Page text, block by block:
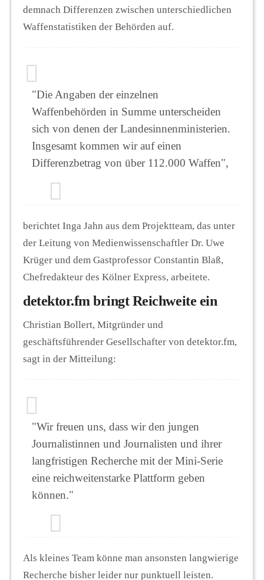
demnach Differenzen zwischen unterschiedlichen
Waffenstatistiken der Behörden auf.
"Die Angaben der einzelnen
Waffenbehörden in Summe unterscheiden
sich von denen der Landesinnenministerien.
Insgesamt kommen wir auf einen
Differenzbetrag von über 112.000 Waffen",
berichtet Inga Jahn aus dem Projektteam, das unter
der Leitung von Medienwissenschaftler Dr. Uwe
Krüger und dem Gastprofessor Constantin Blaß,
Chefredakteur des Kölner Express, arbeitete.
detektor.fm bringt Reichweite ein
Christian Bollert, Mitgründer und
geschäftsführender Gesellschafter von detektor.fm,
sagt in der Mitteilung:
"Wir freuen uns, dass wir den jungen
Journalistinnen und Journalisten und ihrer
langfristigen Recherche mit der Mini-Serie
eine reichweitenstarke Plattform geben
können."
Als kleines Team könne man ansonsten langwierige
Recherche bisher leider nur punktuell leisten.